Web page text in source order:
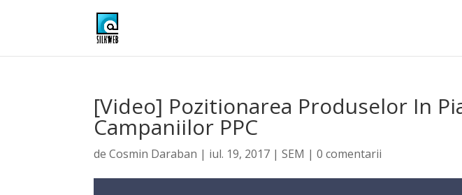
[Video] Pozitionarea Produselor In
Campaniilor PPC
deCosmin Daraban | iul. 19, 2017 |SEM |0 comentarii